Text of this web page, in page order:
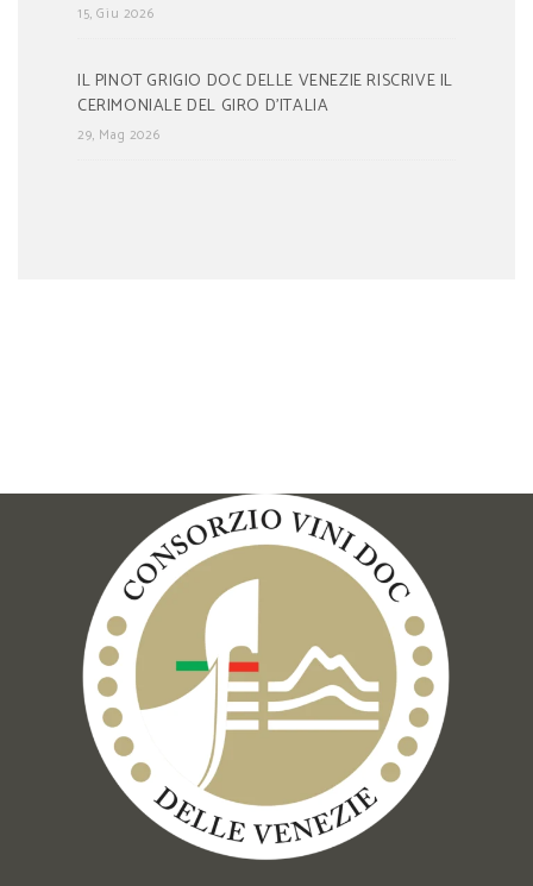
15, Giu 2026
IL PINOT GRIGIO DOC DELLE VENEZIE RISCRIVE IL
CERIMONIALE DEL GIRO D’ITALIA
29, Mag 2026